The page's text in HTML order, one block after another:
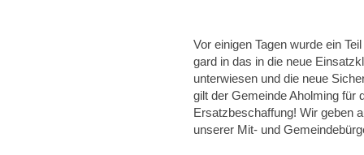
Vor einigen Tagen wurde ein
gard in das in die neue
unterwiesen und die neue
gilt der Gemeinde Aholming für
Ersatzbeschaffung! Wir geben
unserer Mit- und